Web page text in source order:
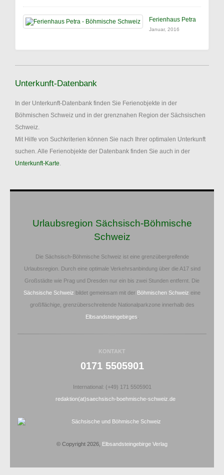
Ferienhaus Petra
Januar, 2016
Unterkunft-Datenbank
In der Unterkunft-Datenbank finden Sie Ferienobjekte in der
Böhmischen Schweiz und in der grenznahen Region der Sächsischen
Schweiz.
Mit Hilfe von Suchkriterien können Sie nach Ihrer optimalen Unterkunft
suchen. Alle Ferienobjekte der Datenbank finden Sie auch in der
Unterkunft-Karte.
Urlaubsregion Sächsisch-Böhmische
Schweiz
Die Sächsisch-Böhmische Schweiz ist eine grenzübergreifende
Urlaubsregion. Durch eine optimale Verkehrsanbindung über die A17 sind
Großstädte wie Prag und Dresden nur ein bis zwei Stunden entfernt. Die
Sächsische Schweiz bildet gemeinsam mit der Böhmischen Schweiz eine
großflächige, grenzüberschreitende Nationalparkzone innerhalb des
Elbsandsteingebirges
KONTAKT
0171 5505901
International: (+49) 171 5505901
redaktion(at)saechsisch-boehmische-schweiz.de
© Copyright 2026, Elbsandsteingebirge Verlag